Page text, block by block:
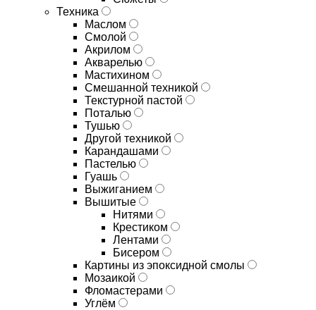
Техника
Маслом
Смолой
Акрилом
Акварелью
Мастихином
Смешанной техникой
Текстурной пастой
Поталью
Тушью
Другой техникой
Карандашами
Пастелью
Гуашь
Выжиганием
Вышитые
Нитями
Крестиком
Лентами
Бисером
Картины из эпоксидной смолы
Мозаикой
Фломастерами
Углём